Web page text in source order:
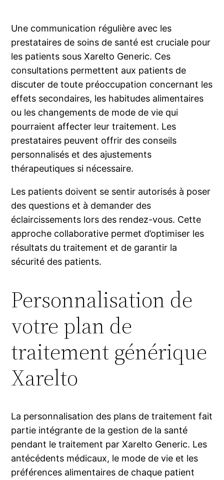
Une communication régulière avec les
prestataires de soins de santé est cruciale pour
les patients sous Xarelto Generic. Ces
consultations permettent aux patients de
discuter de toute préoccupation concernant les
effets secondaires, les habitudes alimentaires
ou les changements de mode de vie qui
pourraient affecter leur traitement. Les
prestataires peuvent offrir des conseils
personnalisés et des ajustements
thérapeutiques si nécessaire.
Les patients doivent se sentir autorisés à poser
des questions et à demander des
éclaircissements lors des rendez-vous. Cette
approche collaborative permet d’optimiser les
résultats du traitement et de garantir la
sécurité des patients.
Personnalisation de
votre plan de
traitement générique
Xarelto
La personnalisation des plans de traitement fait
partie intégrante de la gestion de la santé
pendant le traitement par Xarelto Generic. Les
antécédents médicaux, le mode de vie et les
préférences alimentaires de chaque patient